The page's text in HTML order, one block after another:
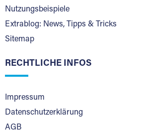
Nutzungsbeispiele
Extrablog: News, Tipps & Tricks
Sitemap
RECHTLICHE INFOS
Impressum
Datenschutzerklärung
AGB